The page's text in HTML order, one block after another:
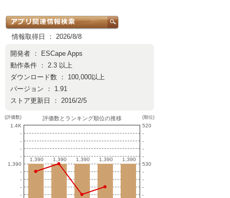
情報取得日 ： 2026/8/8
開発者 ：
ESCape Apps
動作条件 ： 2.3 以上
ダウンロード数 ： 100,000以上
バージョン ： 1.91
ストア更新日 ： 2016/2/5
(評価数)
1.4K
-
-
-
-
1,390
-
-
-
-
評価数とランキング順位の推移
1,390
1,390 1,390
1,390 1,390
1,390 1,390
1,390 1,390
1,390
(順位)
520
-
-
-
-
530
-
-
-
-